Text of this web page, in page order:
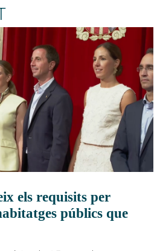
els requisits per
públics que